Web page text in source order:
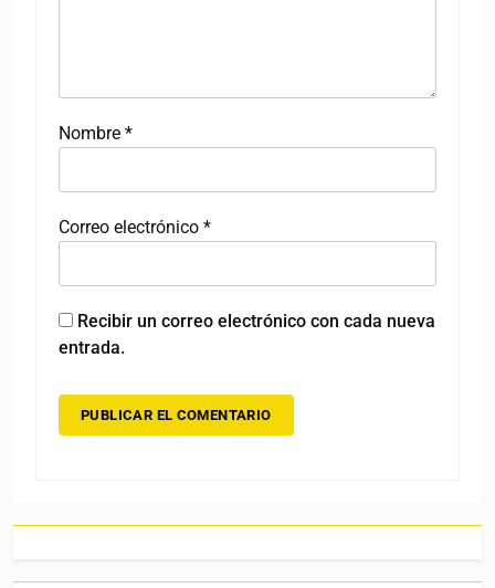
Nombre *
Correo electrónico *
Recibir un correo electrónico con cada nueva
entrada.